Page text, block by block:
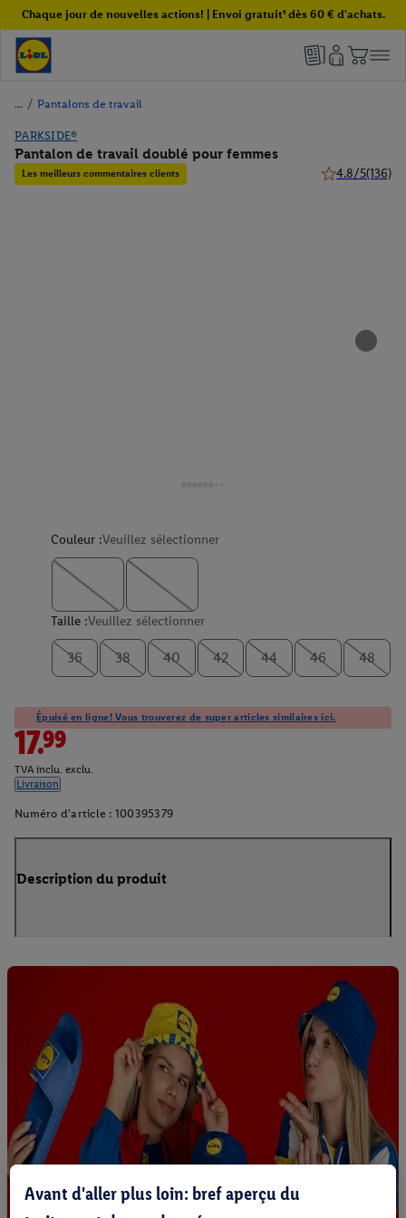
Chaque jour de nouvelles actions! | Envoi gratuit¹ dès 60 € d'achats.
/ Pantalons de travail
PARKSIDE®
Pantalon de travail doublé pour femmes
Les meilleurs commentaires clients 4.8/5(136)
Couleur :Veuillez sélectionner
Taille :Veuillez sélectionner
36 38 40 42 44 46 48
Épuisé en ligne! Vous trouverez de super articles similaires ici.
17.99
TVA inclu. exclu.
Livraison
Numéro d'article : 100395379
Description du produit
Avant d'aller plus loin: bref aperçu du